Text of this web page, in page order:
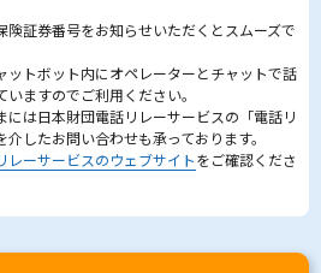
証券番号をお知らせいただくとスムーズで
トボット内にオペレーターとチャットで話
ますのでご利用ください。
は日本財団電話リレーサービスの「電話リ
したお問い合わせも承っております。
レーサービスのウェブサイトをご確認くださ